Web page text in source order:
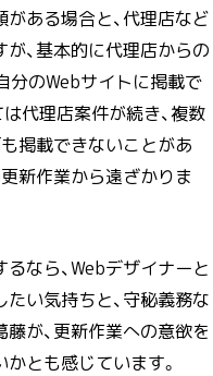
ある場合と、代理店など
、基本的に代理店からの
分のWebサイトに掲載で
代理店案件が続き、複数
掲載できないことがあ
新作業から遠ざかりま
なら、Webデザイナーと
い気持ちと、守秘義務な
が、更新作業への意欲を
とも感じています。